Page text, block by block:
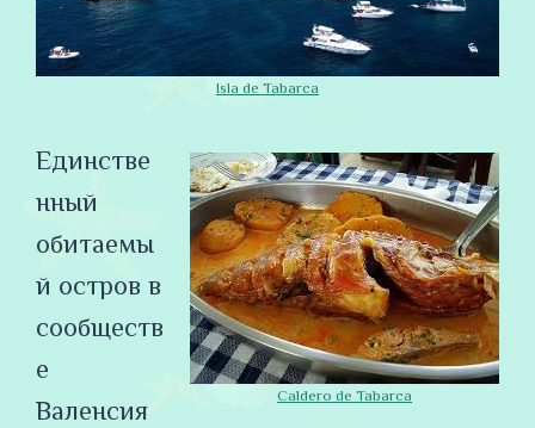
Isla de Tabarca
Caldero de Tabarca
Единстве
нный
обитаемы
й остров в
сообществ
е
Валенсия